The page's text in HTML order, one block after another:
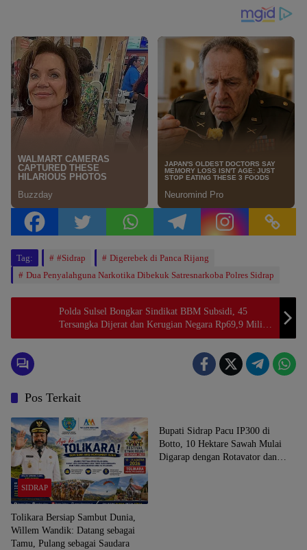
Tag: #Sidrap
Digerebek di Panca Rijang
Dua Penyalahguna Narkotika Dibekuk Satresnarkoba Polres Sidrap
Polda Sulsel Bongkar Sindikat BBM Subsidi, 45
Tersangka Dijerat dan Kerugian Negara Rp69,9 Miliar
Terselamatkan
Pos Terkait
SIDRAP
Tolikara Bersiap Sambut Dunia,
Willem Wandik: Datang sebagai
Tamu, Pulang sebagai Saudara
Bupati Sidrap Pacu IP300 di
Botto, 10 Hektare Sawah Mulai
Digarap dengan Rotavator dan